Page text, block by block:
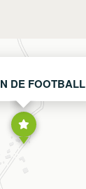
DE FOOTBALL